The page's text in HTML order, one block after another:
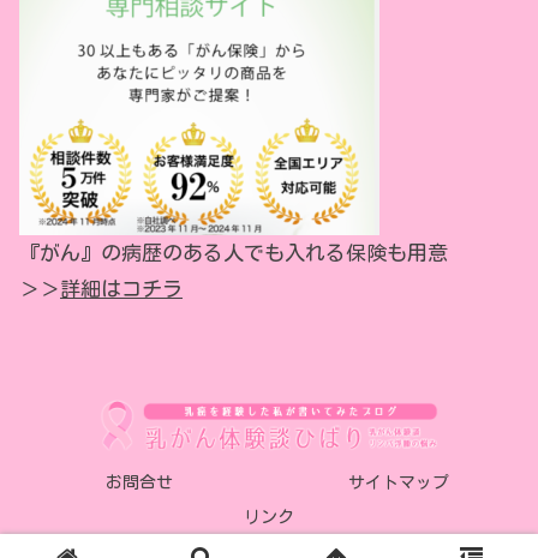
『がん』の病歴のある人でも入れる保険も用意
＞＞詳細はコチラ
お問合せ サイトマップ
リンク